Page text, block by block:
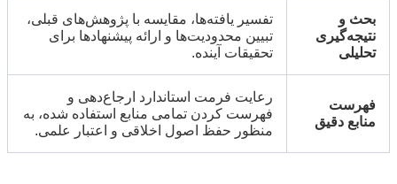
بحث و
نتیجه‌گیری
تحلیلی
تفسیر یافته‌ها، مقایسه با پژوهش‌های قبلی،
تبیین محدودیت‌ها و ارائه پیشنهادها برای
تحقیقات آینده.
فهرست
منابع دقیق
رعایت فرمت استاندارد ارجاع‌دهی و
فهرست کردن تمامی منابع استفاده شده، به
منظور حفظ اصول اخلاقی و اعتبار علمی.